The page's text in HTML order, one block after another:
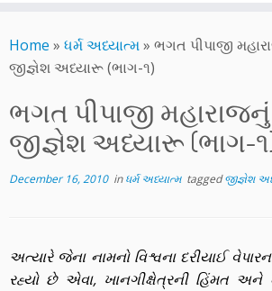
to
content
Home » ધર્મ અધ્યાત્મ» ભગત પીપાજી
જીજ્ઞેશ અધ્યારૂ (ભાગ-૧)
ભગત પીપાજી મહારાજનું
જીજ્ઞેશ અધ્યારૂ (ભાગ-
December 16, 2010inધર્મ અધ્યાત્મ taggedજીજ્ઞેશ
અત્યારે જેના નામનો વિશ્વના દરીયાઈ
રહ્યો છે એવા, ખાનગીક્ષેત્રની હિંમત અને